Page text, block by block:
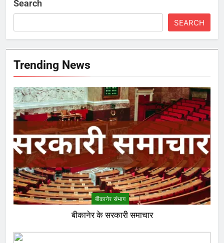
Search
SEARCH
Trending News
बीकानेर संभाग
बीकानेर के सरकारी समाचार